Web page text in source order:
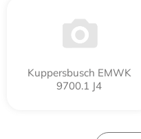
Kuppersbusch EMWK
9700.1 J4